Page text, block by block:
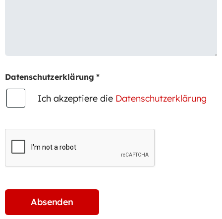
Datenschutzerklärung *
Ich akzeptiere die Datenschutzerklärung